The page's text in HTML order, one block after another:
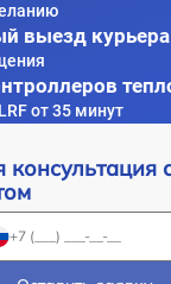
выезд курьера
от 35 минут
консультация